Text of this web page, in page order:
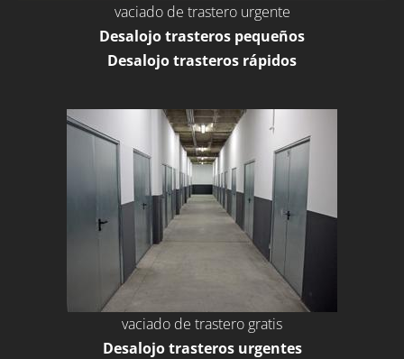
vaciado de trastero urgente
Desalojo trasteros pequeños
Desalojo trasteros rápidos
vaciado de trastero gratis
Desalojo trasteros urgentes